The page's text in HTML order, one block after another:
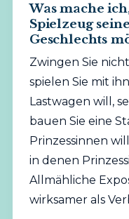
Was mache
Spielzeug
Geschlechts
Zwingen Sie
spielen Sie mit
Lastwagen will,
bauen Sie eine
Prinzessinnen
in denen
Allmähliche
wirksamer als